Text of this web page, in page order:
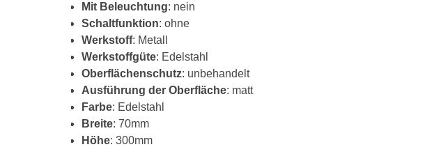
Mit Beleuchtung: nein
Schaltfunktion: ohne
Werkstoff: Metall
Werkstoffgüte: Edelstahl
Oberflächenschutz: unbehandelt
Ausführung der Oberfläche: matt
Farbe: Edelstahl
Breite: 70mm
Höhe: 300mm